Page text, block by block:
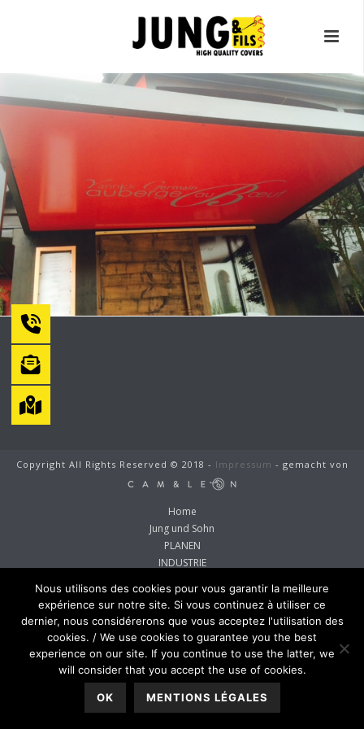
Copyright All Rights Reserved © 2018 - Impressum - gemacht von
Home
Jung und Sohn
PLANEN
INDUSTRIE
TARNUNG
ZELTE
Hüpfburgen
KONTAKT
Français
Deutsch
Nous utilisons des cookies pour vous garantir la meilleure
expérience sur notre site. Si vous continuez à utiliser ce
dernier, nous considérerons que vous acceptez l'utilisation des
cookies. / We use cookies to guarantee you the best
experience on our site. If you continue to use the latter, we
will consider that you accept the use of cookies.
OK MENTIONS LÉGALES